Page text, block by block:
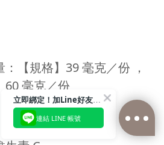
【規格】39 毫克／份 ，
60 毫克／份
立即綁定！加Line好友領取$100購物金
連結 LINE 帳號